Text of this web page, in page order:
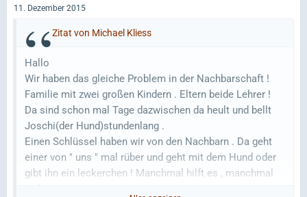
11. Dezember 2015
Zitat von Michael Kliess
Hallo
Wir haben das gleiche Problem in der Nachbarschaft !
Familie mit zwei großen Kindern . Eltern beide Lehrer !
Da sind schon mal Tage dazwischen da heult und bellt
Joschi(der Hund)stundenlang .
Einen Schlüssel haben wir von den Nachbarn . Da geht
einer von " uns " mal rüber und geht mit dem Hund oder
gibt ihn ein leckerchen ! Manchmal hilft es , manchmal